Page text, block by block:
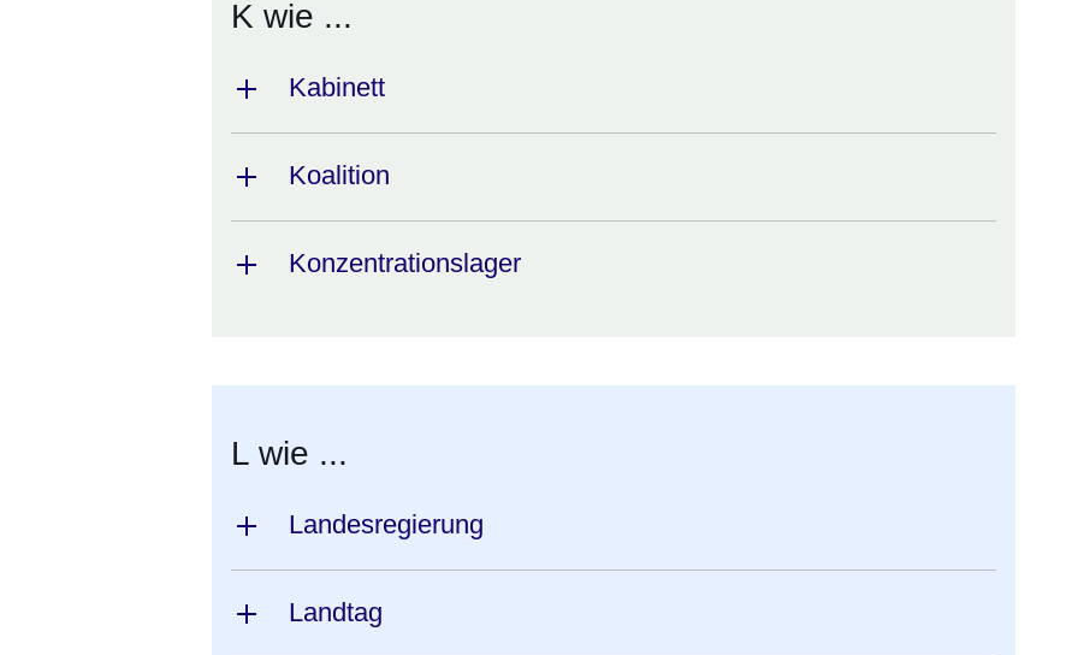
K wie ...
Kabinett
Koalition
Konzentrationslager
L wie ...
Landesregierung
Landtag